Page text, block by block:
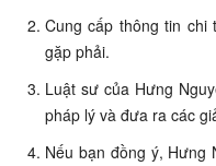
Cung cấp thông tin chi
gặp phải.
Luật sư của Hưng
pháp lý và đưa ra các
Nếu bạn đồng ý, Hưng